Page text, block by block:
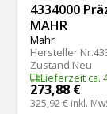
4334000
MAHR
Mahr
Hersteller Nr.
Zustand:Neu
Lieferzeit ca.
273,88 €
325,92 € inkl.